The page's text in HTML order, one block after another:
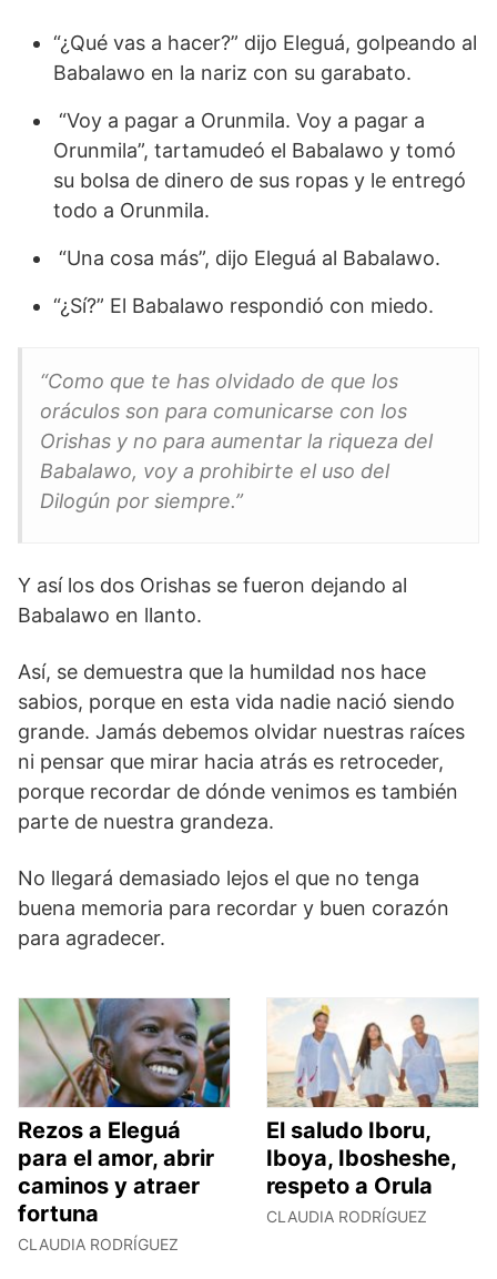
“¿Qué vas a hacer?” dijo Eleguá, golpeando al
Babalawo en la nariz con su garabato.
“Voy a pagar a Orunmila. Voy a pagar a
Orunmila”, tartamudeó el Babalawo y tomó
su bolsa de dinero de sus ropas y le entregó
todo a Orunmila.
“Una cosa más”, dijo Eleguá al Babalawo.
“¿Sí?” El Babalawo respondió con miedo.
“Como que te has olvidado de que los
oráculos son para comunicarse con los
Orishas y no para aumentar la riqueza del
Babalawo, voy a prohibirte el uso del
Dilogún por siempre.”
Y así los dos Orishas se fueron dejando al
Babalawo en llanto.
Así, se demuestra que la humildad nos hace
sabios, porque en esta vida nadie nació siendo
grande. Jamás debemos olvidar nuestras raíces
ni pensar que mirar hacia atrás es retroceder,
porque recordar de dónde venimos es también
parte de nuestra grandeza.
No llegará demasiado lejos el que no tenga
buena memoria para recordar y buen corazón
para agradecer.
Rezos a Eleguá
para el amor, abrir
caminos y atraer
fortuna
CLAUDIA RODRÍGUEZ
El saludo Iboru,
Iboya, Ibosheshe,
respeto a Orula
CLAUDIA RODRÍGUEZ